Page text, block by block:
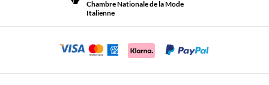
Beauty Seekers VIP Club
For a safe shopping experience
Security Communication
Chambre Nationale de la Mode
Italienne